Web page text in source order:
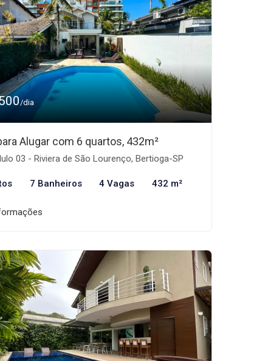
/dia
Alugar com 6 quartos, 432m²
03 - Riviera de São Lourenço, Bertioga-SP
7 Banheiros 4 Vagas 432 m²